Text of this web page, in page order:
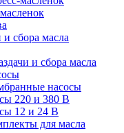
сбора масла
и сбора масла
насосы
220 и 380 В
12 и 24 В
для масла